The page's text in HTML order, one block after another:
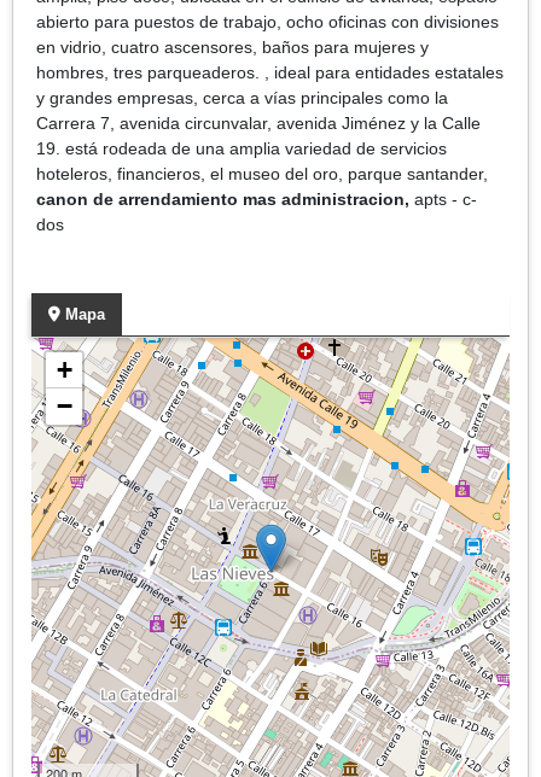
abierto para puestos de trabajo, ocho oficinas con divisiones
en vidrio, cuatro ascensores, baños para mujeres y
hombres, tres parqueaderos. , ideal para entidades estatales
y grandes empresas, cerca a vías principales como la
Carrera 7, avenida circunvalar, avenida Jiménez y la Calle
19. está rodeada de una amplia variedad de servicios
hoteleros, financieros, el museo del oro, parque santander,
canon de arrendamiento mas administracion, apts - c-
dos
Mapa
+
−
200 m